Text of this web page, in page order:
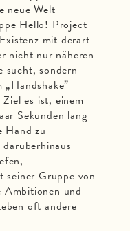
neue Welt
Hello! Project
mit derart
nicht nur näheren
sucht, sondern
es ist, einem
Sekunden lang
Hand zu
seiner Gruppe von
Ambitionen und
oft andere